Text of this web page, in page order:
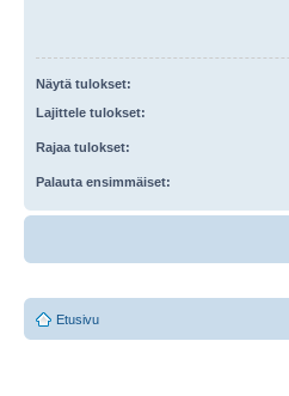
Näytä tulokset:
Lajittele tulokset:
Rajaa tulokset:
Palauta ensimmäiset:
Etusivu